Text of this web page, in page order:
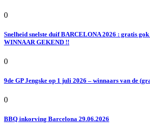
0
Snelheid snelste duif BARCELONA 2026 : gratis
WINNAAR GEKEND !!
0
9de GP Jengske op 1 juli 2026 – winnaars van de
0
BBQ inkorving Barcelona 29.06.2026